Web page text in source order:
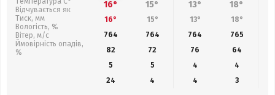
Відчувається як
Тиск, мм
Вологість, %
Вітер, м/с
Ймовірність опадів,
%
16° 15° 13° 18°
16° 15° 13° 18°
764
764 764 765
82
72 76 64
5
5 4
4
24
4 4 3